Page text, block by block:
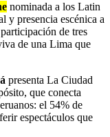
nominada a los Latin
y presencia escénica a
de tres
de una Lima que
presenta La Ciudad
que conecta
el 54% de
espectáculos que